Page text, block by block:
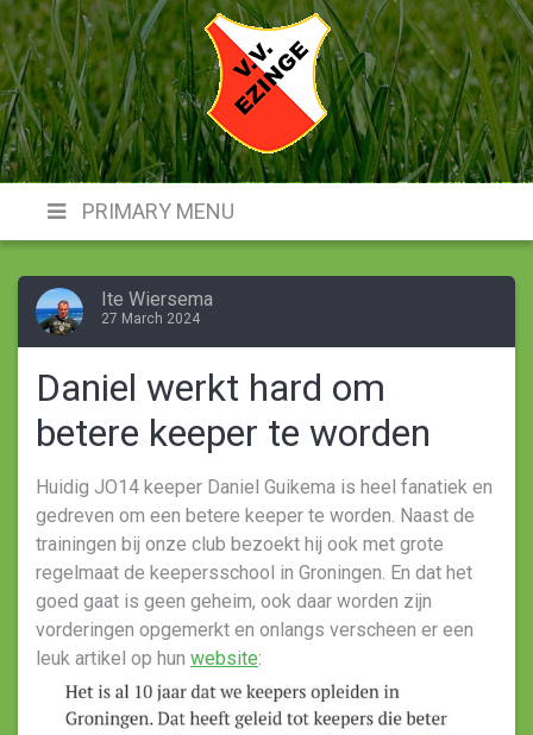
Skip
to
content
VVE
PRIMARY MENU
Ite Wiersema
27 March 2024
Daniel werkt hard om
betere keeper te worden
Huidig JO14 keeper Daniel Guikema is heel fanatiek en
gedreven om een betere keeper te worden. Naast de
trainingen bij onze club bezoekt hij ook met grote
regelmaat de keepersschool in Groningen. En dat het
goed gaat is geen geheim, ook daar worden zijn
vorderingen opgemerkt en onlangs verscheen er een
leuk artikel op hun website: